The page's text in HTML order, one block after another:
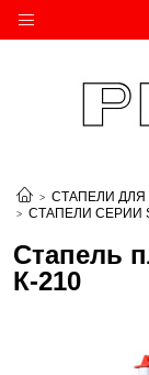
СТАПЕЛИ
СТАПЕЛИ СЕРИИ
Стапель
К-210